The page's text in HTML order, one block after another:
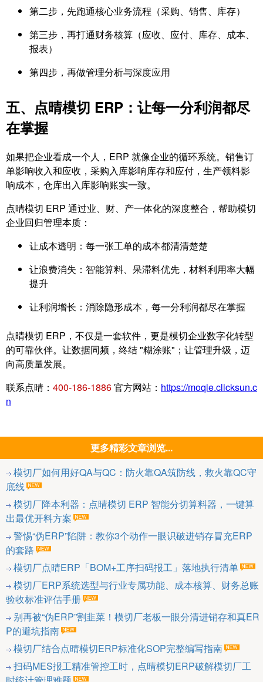
第二步，先跑通核心业务流程（采购、销售、库存）
第三步，再打通财务核算（应收、应付、库存、成本、
报表）
第四步，再做管理分析与深度应用
五、点晴模切 ERP：让每一分利润都尽
在掌握
如果把企业看成一个人，ERP 就像企业的循环系统。销售订
单影响收入和应收，采购入库影响库存和应付，生产领料影
响成本，仓库出入库影响账实一致。
点晴模切 ERP 通过业、财、产一体化的深度整合，帮助模切
企业回归管理本质：
让成本透明：每一张工单的成本都清清楚楚
让浪费消失：智能算料、呆滞料优先，材料利用率大幅
提升
让利润增长：消除隐形成本，每一分利润都尽在掌握
点晴模切 ERP，不仅是一套软件，更是模切企业数字化转型
的可靠伙伴。让数据同频，终结 "糊涂账"；让管理升级，迈
向高质量发展。
联系点晴： 400-186-1886官方网站： https://moqie.clicksun.c
n
更多精彩文章浏览...
模切厂如何用好QA与QC：防火靠QA筑防线，救火靠QC守
底线
模切厂降本利器：点晴模切 ERP 智能分切算料器，一键算
出最优开料方案
警惕“伪ERP”陷阱：教你3个动作一眼识破进销存冒充ERP
的套路
模切厂点晴ERP「BOM+工序扫码报工」落地执行清单
模切厂ERP系统选型与行业专属功能、成本核算、财务总账
验收标准评估手册
别再被“伪ERP”割韭菜！模切厂老板一眼分清进销存和真ER
P的避坑指南
模切厂结合点晴模切ERP标准化SOP完整编写指南
扫码MES报工精准管控工时，点晴模切ERP破解模切厂工